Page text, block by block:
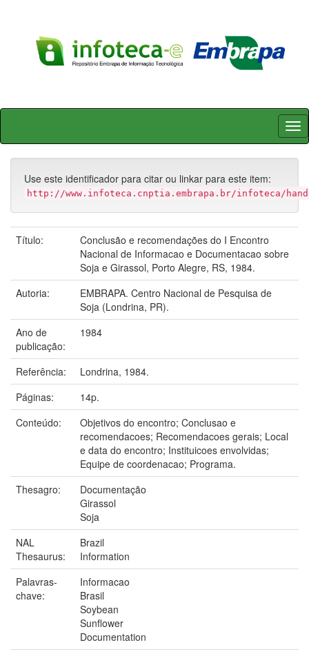
Skip
Use este identificador para citar ou linkar para este item:
http://www.infoteca.cnptia.embrapa.br/infoteca/
Título:
Conclusão e recomendações do I Encontro
Nacional de Informacao e Documentacao sobre
Soja e Girassol, Porto Alegre, RS, 1984.
Autoria:
EMBRAPA. Centro Nacional de Pesquisa de
Soja (Londrina, PR).
Ano de
publicação:
1984
Referência:
Londrina, 1984.
Páginas:
14p.
Conteúdo:
Objetivos do encontro; Conclusao e
recomendacoes; Recomendacoes gerais; Local
e data do encontro; Instituicoes envolvidas;
Equipe de coordenacao; Programa.
Thesagro:
Documentação
Girassol
Soja
NAL
Thesaurus:
Brazil
Information
Palavras-
chave:
Informacao
Brasil
Soybean
Sunflower
Documentation